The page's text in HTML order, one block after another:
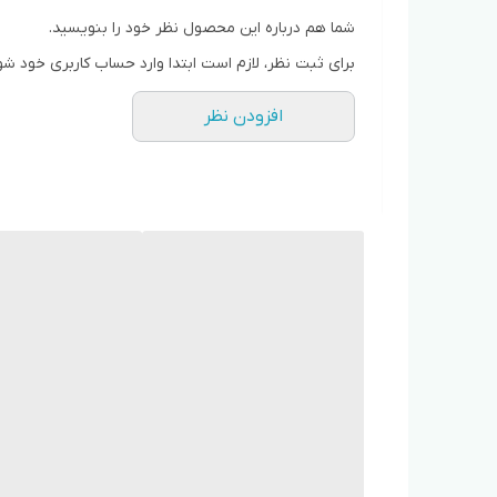
شما هم درباره این محصول نظر خود را بنویسید.
برای ثبت نظر، لازم است ابتدا وارد حساب کاربری خود
افزودن نظر